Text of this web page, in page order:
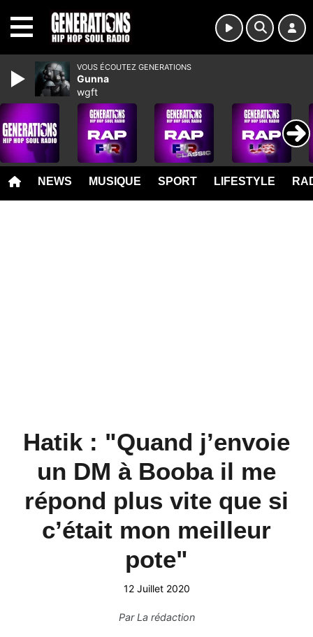
NEWS MUSIQUE SPORT LIFESTYLE
Hatik : "Quand j’envoie
un DM à Booba il me
répond plus vite que si
c’était mon meilleur
pote"
12 Juillet 2020
ParLa rédaction
VOUS ÉCOUTEZ GENERATIONS
Gunna
wgft